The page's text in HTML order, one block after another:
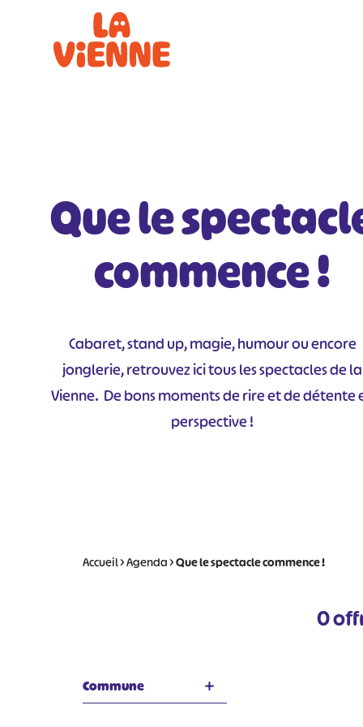
Que le
commence !
Cabaret, stand up, magie, humour ou encore
jonglerie, retrouvez ici tous les spectacles de la
Vienne. De bons moments de rire et de détente
perspective !
Accueil>Agenda>Que le spectacle commence !
0
Commune
Panneau de gestion des cookies